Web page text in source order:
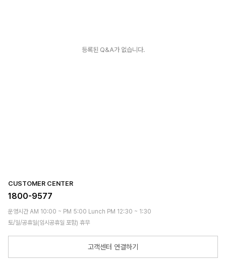
등록된 Q&A가 없습니다.
CUSTOMER CENTER
1800-9577
운영시간 AM 10:00 ~ PM 5:00 Lunch PM 12:30 ~ 1:30
토/일/공휴일(임시공휴일 포함) 휴무
고객센터 연결하기